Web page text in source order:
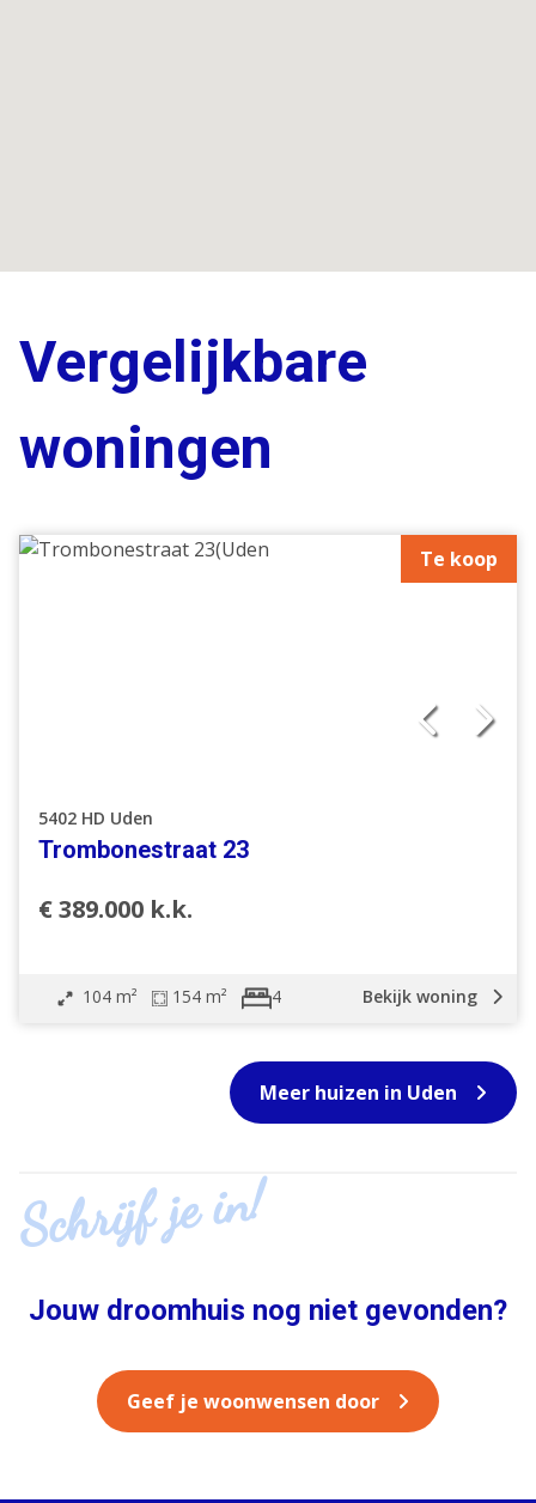
Vergelijkbare
woningen
Te koop
5402 HD Uden
Trombonestraat 23
€ 389.000 k.k.
104 m² 154 m² 4 Bekijk woning
Meer huizen in Uden
Jouw droomhuis nog niet gevonden?
Schrijf je in!
Geef je woonwensen door